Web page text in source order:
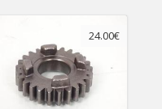
24.00€